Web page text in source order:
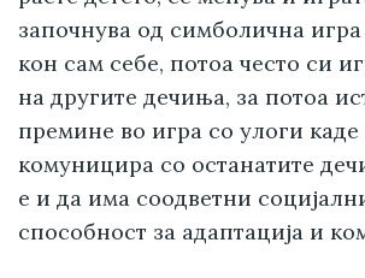
започнува од симболична
кон сам себе, потоа често си
на другите дечиња, за потоа
премине во игра со улоги каде
комуницира со останатите
е и да има соодветни
способност за адаптација и